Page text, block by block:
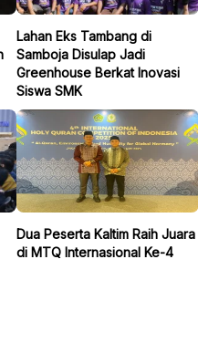
Lahan Eks Tambang di
Samboja Disulap Jadi
Greenhouse Berkat Inovasi
Siswa SMK
Dua Peserta Kaltim Raih Juara
di MTQ Internasional Ke-4